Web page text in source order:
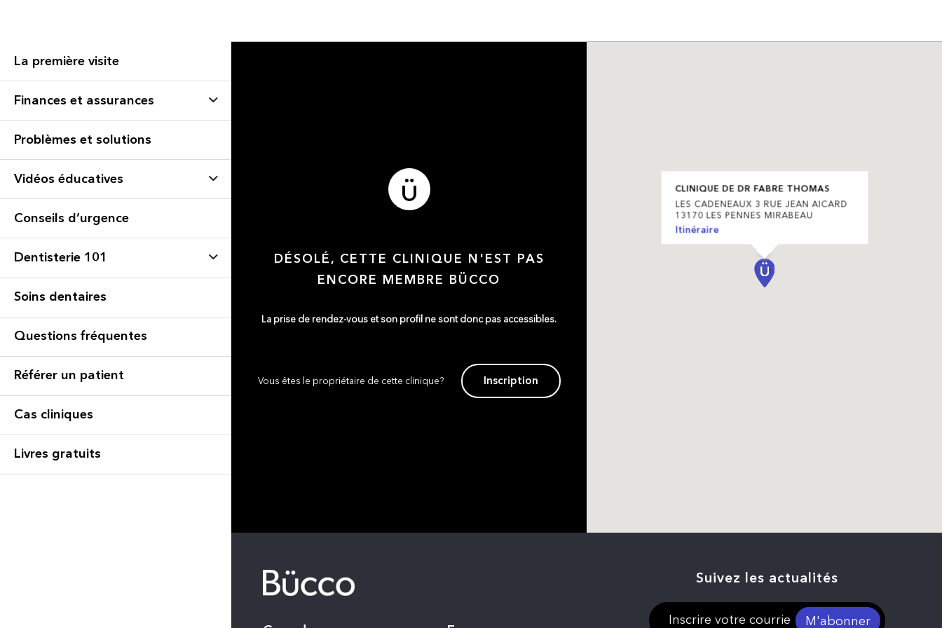
La première visite
Finances et assurances
Problèmes et solutions
Vidéos éducatives
Conseils d’urgence
Dentisterie 101
Soins dentaires
Questions fréquentes
Référer un patient
Cas cliniques
Livres gratuits
DÉSOLÉ, CETTE CLINIQUE N'EST PAS
ENCORE MEMBRE BÜCCO
La prise de rendez-vous et son profil ne sont donc pas accessibles.
Vous êtes le propriétaire de cette clinique? Inscription
CLINIQUE DE DR FABRE THOMAS
LES CADENEAUX 3 RUE JEAN AICARD
13170 LES PENNES MIRABEAU
Itinéraire
Suivez les actualités
M'abonner